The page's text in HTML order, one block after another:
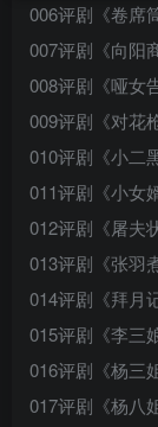
006评剧《卷席
007评剧《向阳
008评剧《哑女
009评剧《对花
010评剧《小二
011评剧《小女
012评剧《屠夫
013评剧《张羽
014评剧《拜月
015评剧《李三
016评剧《杨三
017评剧《杨八